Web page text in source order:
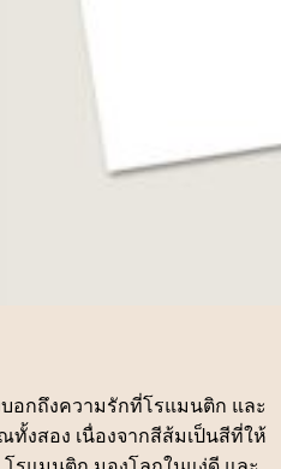
อกถึงความรักที่โรแมนติก และ
งสอง เนื่องจากสีส้มเป็นสีที่ให้